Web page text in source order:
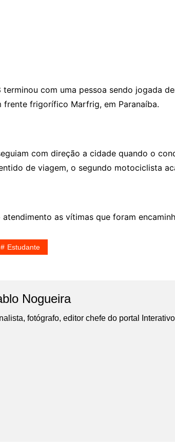
com uma pessoa sendo jogada
frigorífico Marfrig, em Paranaíba.
com direção a cidade quando o
de viagem, o segundo motociclista
as vítimas que foram
Estudante
Nogueira
fotógrafo, editor chefe do portal